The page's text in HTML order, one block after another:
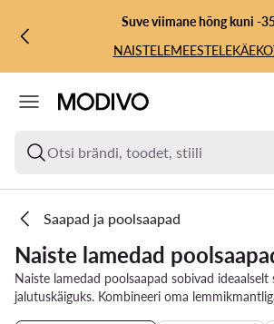
LIIGU PÕHISISU JUURDE
MINE OTSINGUSSESuve viimane hõng kuni -
NAISTELEMEESTELE
Otsi brändi, toodet, stiili
Saapad ja poolsaapad
Naiste lamedad
Naiste lamedad poolsaapad sobivad ideaalselt
jalutuskäiguks. Kombineeri oma